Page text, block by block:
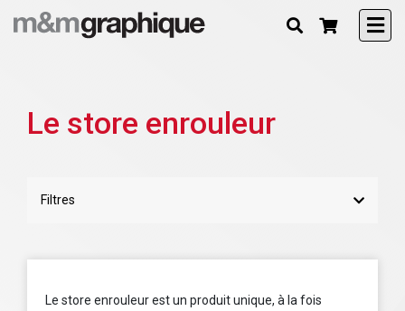
Le store enrouleur
Filtres
Le store enrouleur est un produit unique, à la fois